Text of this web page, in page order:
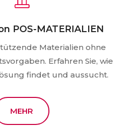
POS-MATERIALIEN
Materialien ohne
Erfahren Sie, wie
findet und aussucht.
MEHR